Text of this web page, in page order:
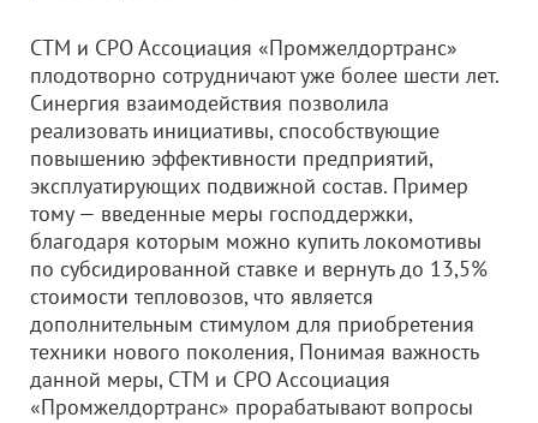
СТМ и СРО Ассоциация «Промжелдортранс»
плодотворно сотрудничают уже более шести лет.
Синергия взаимодействия позволила
реализовать инициативы, способствующие
повышению эффективности предприятий,
эксплуатирующих подвижной состав. Пример
тому — введенные меры господдержки,
благодаря которым можно купить локомотивы
по субсидированной ставке и вернуть до 13,5%
стоимости тепловозов, что является
дополнительным стимулом для приобретения
техники нового поколения, Понимая важность
данной меры, СТМ и СРО Ассоциация
«Промжелдортранс» прорабатывают вопросы